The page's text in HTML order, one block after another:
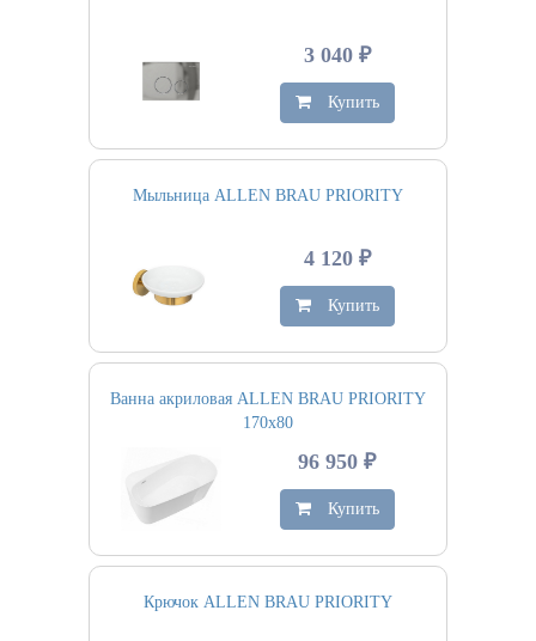
3 040 ₽
Купить
Мыльница ALLEN BRAU PRIORITY
4 120 ₽
Купить
Ванна акриловая ALLEN BRAU PRIORITY
170х80
96 950 ₽
Купить
Крючок ALLEN BRAU PRIORITY